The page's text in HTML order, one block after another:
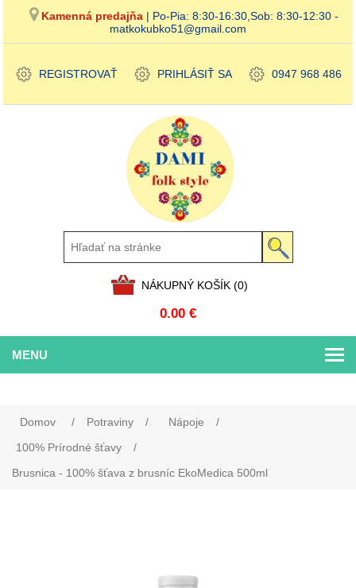
Kamenná predajňa | Po-Pia: 8:30-16:30,Sob: 8:30-12:30 -
matkokubko51@gmail.com
REGISTROVAŤ PRIHLÁSIŤ SA 0947 968 486
NÁKUPNÝ KOŠÍK (0)
0.00 €
MENU
Domov / Potraviny / Nápoje
/
100% Prírodné šťavy
/
Brusnica - 100% šťava z brusníc EkoMedica 500ml